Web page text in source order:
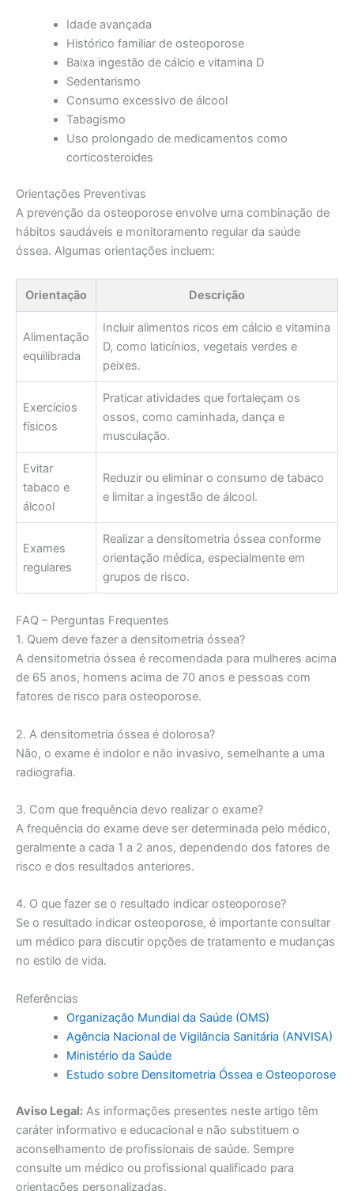
Idade avançada
Histórico familiar de osteoporose
Baixa ingestão de cálcio e vitamina D
Sedentarismo
Consumo excessivo de álcool
Tabagismo
Uso prolongado de medicamentos como
corticosteroides
Orientações Preventivas
A prevenção da osteoporose envolve uma combinação de
hábitos saudáveis e monitoramento regular da saúde
óssea. Algumas orientações incluem:
Orientação Descrição
Alimentação
equilibrada
Incluir alimentos ricos em cálcio e vitamina
D, como laticínios, vegetais verdes e
peixes.
Exercícios
físicos
Praticar atividades que fortaleçam os
ossos, como caminhada, dança e
musculação.
Evitar
tabaco e
álcool
Reduzir ou eliminar o consumo de tabaco
e limitar a ingestão de álcool.
Exames
regulares
Realizar a densitometria óssea conforme
orientação médica, especialmente em
grupos de risco.
FAQ – Perguntas Frequentes
1. Quem deve fazer a densitometria óssea?
A densitometria óssea é recomendada para mulheres acima
de 65 anos, homens acima de 70 anos e pessoas com
fatores de risco para osteoporose.
2. A densitometria óssea é dolorosa?
Não, o exame é indolor e não invasivo, semelhante a uma
radiografia.
3. Com que frequência devo realizar o exame?
A frequência do exame deve ser determinada pelo médico,
geralmente a cada 1 a 2 anos, dependendo dos fatores de
risco e dos resultados anteriores.
4. O que fazer se o resultado indicar osteoporose?
Se o resultado indicar osteoporose, é importante consultar
um médico para discutir opções de tratamento e mudanças
no estilo de vida.
Referências
Organização Mundial da Saúde (OMS)
Agência Nacional de Vigilância Sanitária (ANVISA)
Ministério da Saúde
Estudo sobre Densitometria Óssea e Osteoporose
Aviso Legal: As informações presentes neste artigo têm
caráter informativo e educacional e não substituem o
aconselhamento de profissionais de saúde. Sempre
consulte um médico ou profissional qualificado para
orientações personalizadas.